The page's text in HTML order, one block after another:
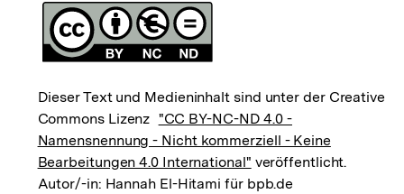
Dieser Text und Medieninhalt sind unter der Creative
Commons Lizenz "CC BY-NC-ND 4.0 -
Namensnennung - Nicht kommerziell - Keine
Bearbeitungen 4.0 International" veröffentlicht.
Autor/-in: Hannah El-Hitami für bpb.de